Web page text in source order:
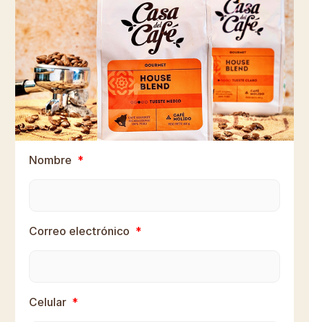
Contáctanos
Nombre
Correo electrónico
Celular